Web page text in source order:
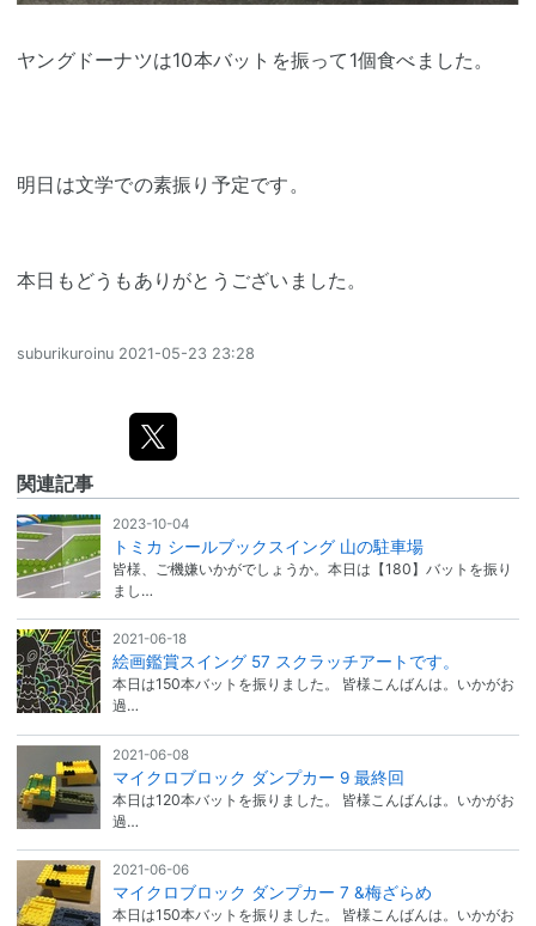
ヤングドーナツは10本バットを振って1個食べました。
明日は文学での素振り予定です。
本日もどうもありがとうございました。
suburikuroinu 2021-05-23 23:28
関連記事
2023-10-04
トミカ シールブックスイング 山の駐車場
皆様、ご機嫌いかがでしょうか。本日は【180】バットを振り
まし…
2021-06-18
絵画鑑賞スイング 57 スクラッチアートです。
本日は150本バットを振りました。 皆様こんばんは。いかがお
過…
2021-06-08
マイクロブロック ダンプカー 9 最終回
本日は120本バットを振りました。 皆様こんばんは。いかがお
過…
2021-06-06
マイクロブロック ダンプカー 7 &梅ざらめ
本日は150本バットを振りました。 皆様こんばんは。いかがお